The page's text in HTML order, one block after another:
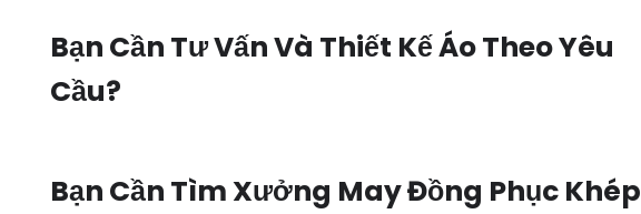
Bạn Cần Tư Vấn Và Thiết Kế Áo Theo Yêu
Cầu?
Bạn Cần Tìm Xưởng May Đồng Phục Khép